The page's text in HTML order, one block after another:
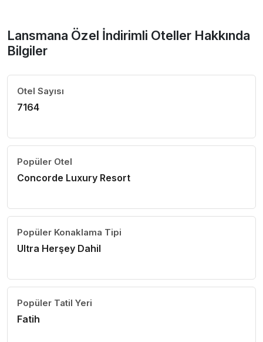
Lansmana Özel İndirimli Oteller Hakkında
Bilgiler
Otel Sayısı
7164
Popüler Otel
Concorde Luxury Resort
Popüler Konaklama Tipi
Ultra Herşey Dahil
Popüler Tatil Yeri
Fatih